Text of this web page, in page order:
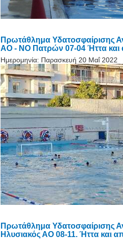
Πρωτάθλημα Υδατοσφαίρισης
ΑΟ - ΝΟ Πατρών 07-04 Ήττα και
Ημερομηνία: Παρασκευή 20 Μαΐ 2022
Πρωτάθλημα Υδατοσφαίρισης
Ηλυσιακός ΑΟ 08-11. Ήττα και